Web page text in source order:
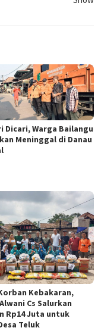
Dicari, Warga Bailangu
Meninggal di Danau
Kebakaran,
Cs Salurkan
Rp14 Juta untuk
Teluk